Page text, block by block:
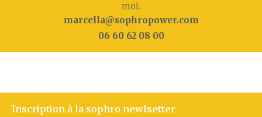
moi.
marcella@sophropower.com
06 60 62 08 00
Inscription à la sophro newlsetter